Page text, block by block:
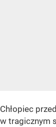
Chłopiec
w tragicznym